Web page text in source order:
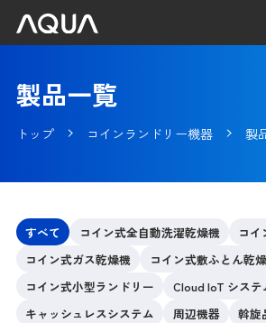
製品一覧
トップ コインランドリー機器 製
すべて コイン式全自動洗濯乾燥機
コイ
コイン式ガス乾燥機
コイン式敷ふとん乾
コイン式小型ランドリー
Cloud IoT システ
キャッシュレスシステム
周辺機器 斡旋